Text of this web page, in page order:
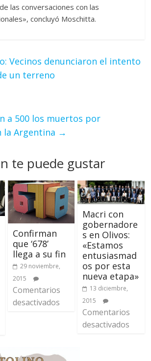
las conversaciones con las
concluyó Moschitta.
Vecinos denunciaron el intento
un terreno
a 500 los muertos por
la Argentina →
te puede gustar
Confirman
que ‘678’
llega a su fin
29 noviembre,
2015
Comentarios
desactivados
Macri con
gobernadore
s en Olivos:
«Estamos
entusiasmad
os por esta
nueva etapa»
13 diciembre,
2015
Comentarios
desactivados